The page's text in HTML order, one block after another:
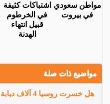
مواطن سعودي
في بيروت
اشتباكات كثيفة
في الخرطوم
قبيل انتهاء
الهدنة
مواضيع ذات صلة
هل خسرت روسيا 4 آلاف دبابة في أوكرانيا؟